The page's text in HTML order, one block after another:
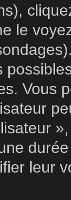
le
Vous
leur